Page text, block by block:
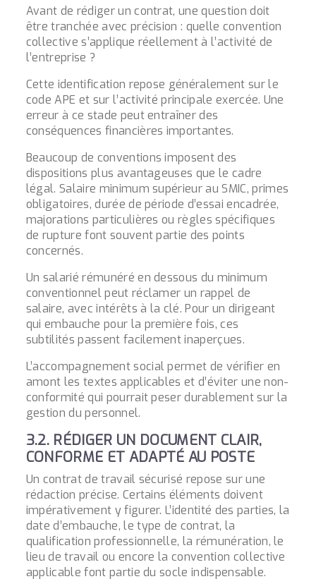
Avant de rédiger un contrat, une question doit
être tranchée avec précision : quelle convention
collective s’applique réellement à l’activité de
l’entreprise ?
Cette identification repose généralement sur le
code APE et sur l’activité principale exercée. Une
erreur à ce stade peut entraîner des
conséquences financières importantes.
Beaucoup de conventions imposent des
dispositions plus avantageuses que le cadre
légal. Salaire minimum supérieur au SMIC, primes
obligatoires, durée de période d’essai encadrée,
majorations particulières ou règles spécifiques
de rupture font souvent partie des points
concernés.
Un salarié rémunéré en dessous du minimum
conventionnel peut réclamer un rappel de
salaire, avec intérêts à la clé. Pour un dirigeant
qui embauche pour la première fois, ces
subtilités passent facilement inaperçues.
L’accompagnement social permet de vérifier en
amont les textes applicables et d’éviter une non-
conformité qui pourrait peser durablement sur la
gestion du personnel.
3.2. RÉDIGER UN DOCUMENT CLAIR,
CONFORME ET ADAPTÉ AU POSTE
Un contrat de travail sécurisé repose sur une
rédaction précise. Certains éléments doivent
impérativement y figurer. L’identité des parties, la
date d’embauche, le type de contrat, la
qualification professionnelle, la rémunération, le
lieu de travail ou encore la convention collective
applicable font partie du socle indispensable.